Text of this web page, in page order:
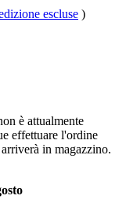
escluse )
è attualmente
effettuare l'ordine
in magazzino.